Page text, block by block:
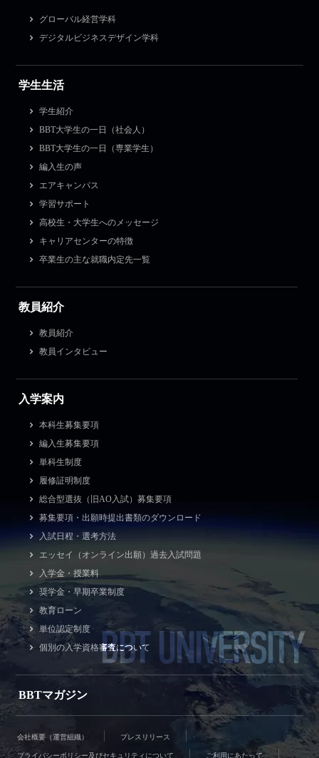
グローバル経営学科
デジタルビジネスデザイン学科
学生生活
学生紹介
BBT大学生の一日（社会人）
BBT大学生の一日（専業学生）
編入生の声
エアキャンパス
学習サポート
高校生・大学生へのメッセージ
キャリアセンターの特徴
卒業生の主な就職内定先一覧
教員紹介
教員紹介
教員インタビュー
入学案内
本科生募集要項
編入生募集要項
単科生制度
履修証明制度
総合型選抜（旧AO入試）募集要項
募集要項・出願時提出書類のダウンロード
入試日程・選考方法
エッセイ（オンライン出願）過去入試問題
入学金・授業料
奨学金・早期卒業制度
教育ローン
単位認定制度
個別の入学資格審査について
BBTマガジン
BBT UNIVERSITY
会社概要（運営組織） プレスリリース
プライバシーポリシー及びセキュリティについて ご利用にあたって